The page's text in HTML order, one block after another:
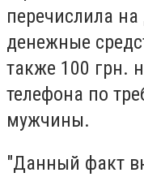
перечислила
денежные
также 100 грн.
телефона по
мужчины.
"Данный факт